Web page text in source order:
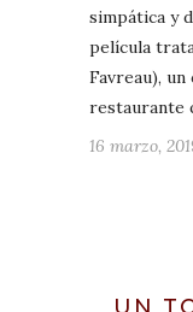
simpática y
película
Favreau),
restaurante
16 marzo,